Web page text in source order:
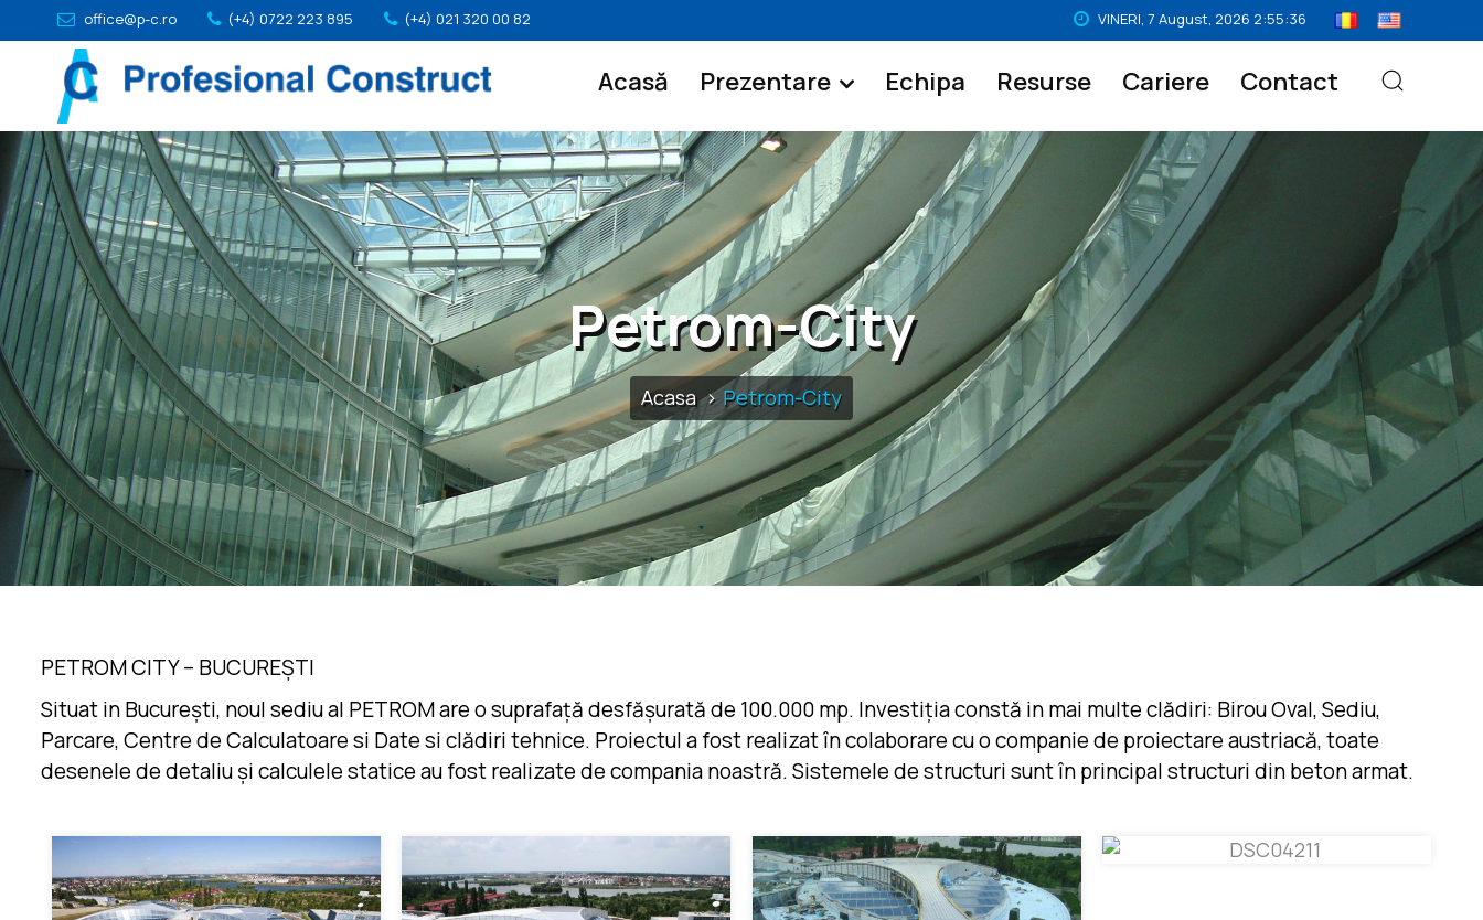
office@p-c.ro (+4) 0722 223 895 (+4) 021 320 00 82 VINERI,7August, 2026 2:55:37
Acasă Prezentare Echipa Resurse Cariere Contact
Petrom-City
Acasa Petrom-City
PETROM CITY – BUCUREȘTI
Situat in București, noul sediu al PETROM are o suprafață desfășurată de 100.000 mp. Investiția constă in mai multe clădiri: Birou Oval, Sediu,
Parcare, Centre de Calculatoare si Date si clădiri tehnice. Proiectul a fost realizat în colaborare cu o companie de proiectare austriacă, toate
desenele de detaliu și calculele statice au fost realizate de compania noastră. Sistemele de structuri sunt în principal structuri din beton armat.